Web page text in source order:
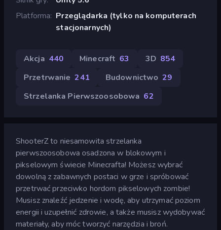
Platforma Przeglądarka (tylko na komputerach
stacjonarnych)
Akcja 440 Minecraft 63 3D 854
Przetrwanie 241 Budownictwo 29
Strzelanka Pierwszoosobowa 62
ShooterZ to niesamowita strzelanka
pierwszoosobowa osadzona w blokowym i
pikselowym świecie Minecrafta! Możesz wybrać
dowolną z zabawnych postaci w grze i spróbować
przetrwać przeciwko hordom pikselowych zombie!
Musisz znaleźć jedzenie i wodę, aby utrzymać poziom
energii i uzupełnić zdrowie, a także musisz wydobywać
materiały, aby móc tworzyć narzędzia i broń.